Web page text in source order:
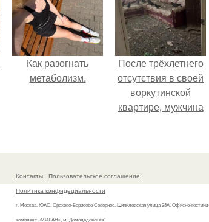
Как разогнать
метаболизм.
После трёхлетнего
отсутствия в своей
воркутинской
квартире, мужчина
жилище стало
стаи голубей.
Контакты
Пользовательское соглашение
Политика конфидециальности
г. Москва, ЮАО, Орехово-Борисово Северное, Шипиловская улица 28А, Офисно-
комплекс «МИЛАН», м. Домодедовская"